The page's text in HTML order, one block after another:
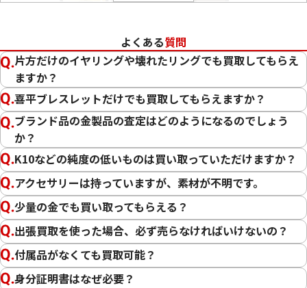
22金 (K22) ブレスレットまとめ
25g
参考買取価格
684,000円
18金 (K18) イヤリ
8.4g
188,700 円
この度は「おたからや」で貴金属の買取をご利用いただき、
誠にありがとうございました。お客様の大切な貴金属にご満
足いただける価格をご提示できましたこと、大変嬉しく思い
ます。
よくある質問
片方だけのイヤリングや壊れたリングでも買取してもらえ
ますか？
喜平ブレスレットだけでも買取してもらえますか？
ブランド品の金製品の査定はどのようになるのでしょう
か？
K10などの純度の低いものは買い取っていただけますか？
アクセサリーは持っていますが、素材が不明です。
少量の金でも買い取ってもらえる？
出張買取を使った場合、必ず売らなければいけないの？
付属品がなくても買取可能？
身分証明書はなぜ必要？